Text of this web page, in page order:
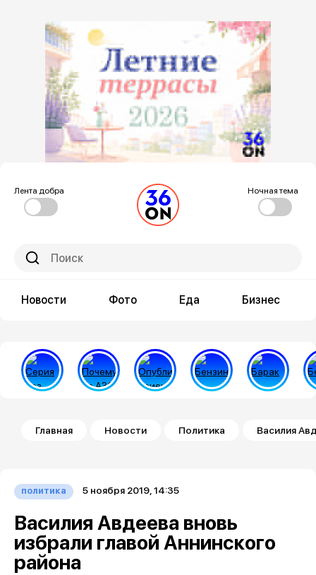
Лента добра Ночная тема
Новости Фото Еда Бизнес
Строка навигации
Главная Новости Политика Василия
политика 5 ноября 2019, 14:35
Василия Авдеева вновь
избрали главой Аннинского
района